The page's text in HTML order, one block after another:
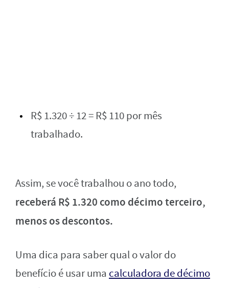
R$ 1.320 ÷ 12 = R$ 110 por mês
trabalhado.
Assim, se você trabalhou o ano todo,
receberá R$ 1.320 como décimo terceiro,
menos os descontos.
Uma dica para saber qual o valor do
benefício é usar uma calculadora de décimo